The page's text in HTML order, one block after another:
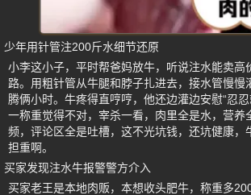
少年用针管注200斤水细节还原
小李这小子，平时帮爸妈放牛，听说注水能卖高
路。用粗针管从牛腿和脖子扎进去，接水管慢慢
腾俩小时。牛疼得直哼哼，他还边灌边安慰“忍
一称重觉得不对，宰杀一看，肉里全是水，营养
频，评论区全是吐槽，这不光坑钱，还坑健康，
担重啊。
买家发现注水牛报警警方介入
买家老王是本地肉贩，本想收头肥牛，称重多